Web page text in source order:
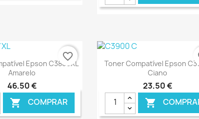
Ver+
Epson C3800XL
Amarelo
46,50 €
 COMPRAR
favorite_border Ver+
Toner Compatível Epson
Ciano
23,50 €
